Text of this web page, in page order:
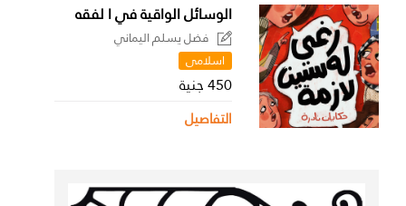
الوسائل الواقية في ا لفقه
فضل يسلم اليماني
اسلامى
450 جنية
التفاصيل